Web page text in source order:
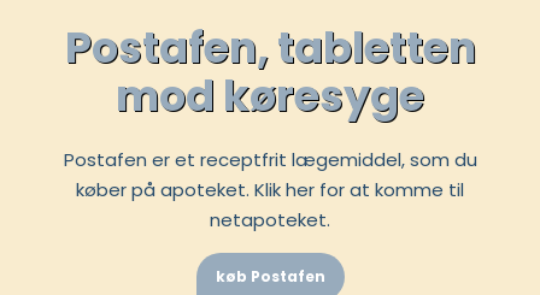
Postafen, tabletten
mod køresyge
Postafen er et receptfrit lægemiddel, som du
køber på apoteket. Klik her for at komme til
netapoteket.
køb Postafen